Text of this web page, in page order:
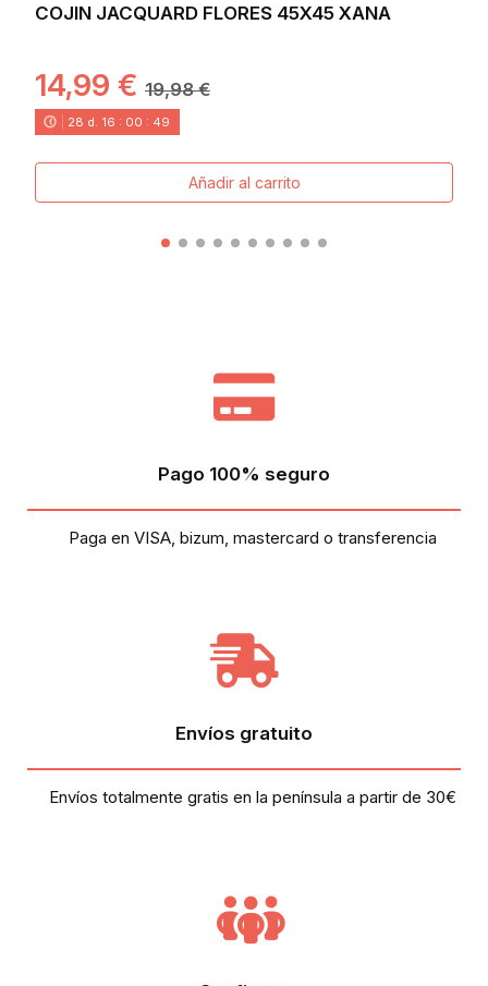
COJIN JACQUARD FLORES 45X45 XANA
14,99 € 19,98 €
28 d. 16 : 00 : 48
Añadir al carrito
Pago 100% seguro
Paga en VISA, bizum, mastercard o transferencia
Envíos gratuito
Envíos totalmente gratis en la península a partir de 30€